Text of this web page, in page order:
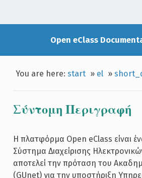
Open eClass
You are here:start » el »
Σύντομη Περιγραφή
Η πλατφόρμα Open eClass είναι
Σύστημα Διαχείρισης
αποτελεί την πρόταση του
(GUnet) για την υποστήριξη